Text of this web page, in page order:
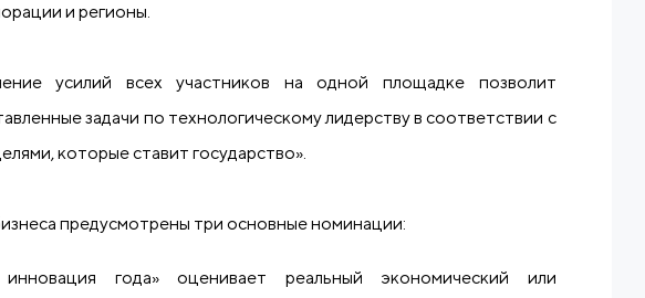
и регионы.
усилий всех участников на одной площадке позволит
задачи по технологическому лидерству в соответствии с
которые ставит государство».
предусмотрены три основные номинации:
инновация года» оценивает реальный экономический или